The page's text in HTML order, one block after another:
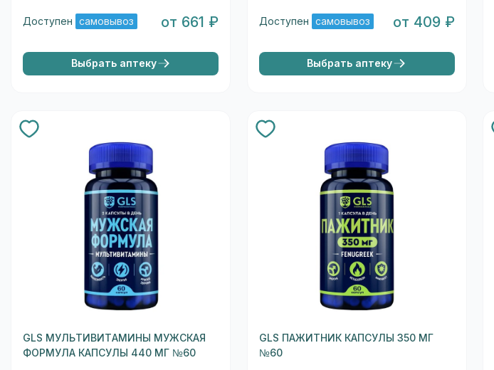
Доступен самовывоз от 661 ₽
Выбрать аптеку
Доступен самовывоз от 409 ₽
Выбрать аптеку
GLS МУЛЬТИВИТАМИНЫ МУЖСКАЯ
ФОРМУЛА КАПСУЛЫ 440 МГ №60
GLS ПАЖИТНИК КАПСУЛЫ 350 МГ
№60